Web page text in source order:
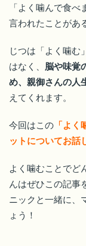
「よく噛んで食
言われたことがあ
じつは「よく噛む
はなく、 脳や味覚
め、親御さんの人
えてくれます。
今回はこの 「よ
ットについてお話
よく噛むことでど
んはぜひこの記事
ニックと一緒に、
ょう！